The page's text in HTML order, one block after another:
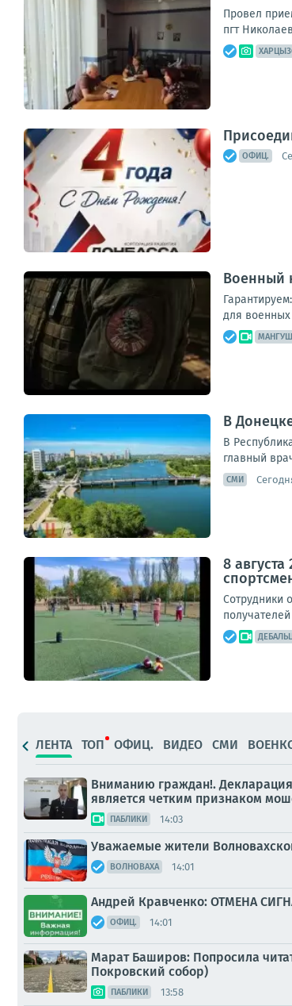
Провел
пгт
ОФИЦ.
Военный
для военных
МАНГУШ
В
В
главный
СМИ
8
Сотрудники
ЛЕНТА ТОП ОФИЦ. ВИДЕО СМИ
Вниманию граждан!.
является четким признаком
ПАБЛИКИ 14:03
Уважаемые жители
ВОЛНОВАХА 14:01
Андрей Кравченко: ОТМЕНА
ОФИЦ. 14:01
Марат Баширов: Попросила
Покровский собор)
ПАБЛИКИ 13:58